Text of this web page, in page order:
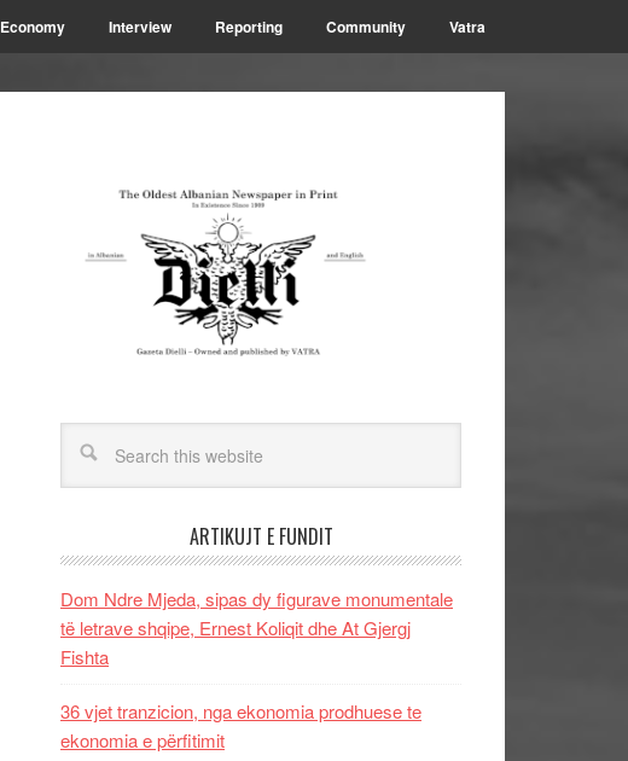
Economy Interview Reporting Community Vatra
ARTIKUJT E FUNDIT
Dom Ndre Mjeda, sipas dy figurave monumentale
të letrave shqipe, Ernest Koliqit dhe At Gjergj
Fishta
36 vjet tranzicion, nga ekonomia prodhuese te
ekonomia e përfitimit